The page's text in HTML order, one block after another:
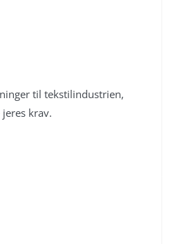
til tekstilindustrien,
krav.